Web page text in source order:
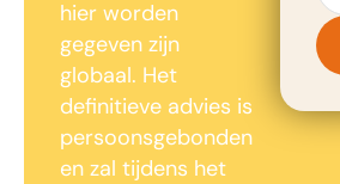
hier worden
gegeven zijn
globaal. Het
definitieve advies is
persoonsgebonden
en zal tijdens het